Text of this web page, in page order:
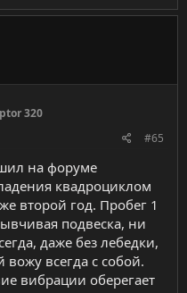
320
#65
на форуме
квадроциклом
второй год. Пробег 1
подвеска, ни
даже без лебедки,
всегда с собой.
вибрации оберегает